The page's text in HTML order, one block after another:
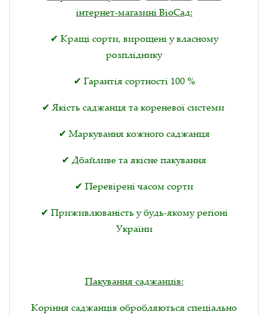
інтернет-магазині ВіоСад:
✔ Кращі сорти, вирощені у власному
розпліднику
✔ Гарантія сортності 100 %
✔ Якість саджанця та кореневої системи
✔ Маркування кожного саджанця
✔ Дбайливе та якісне пакування
✔ Перевірені часом сорти
✔ Приживлюваність у будь-якому регіоні
України
Пакування саджанців:
Коріння саджанців обробляються спеціально